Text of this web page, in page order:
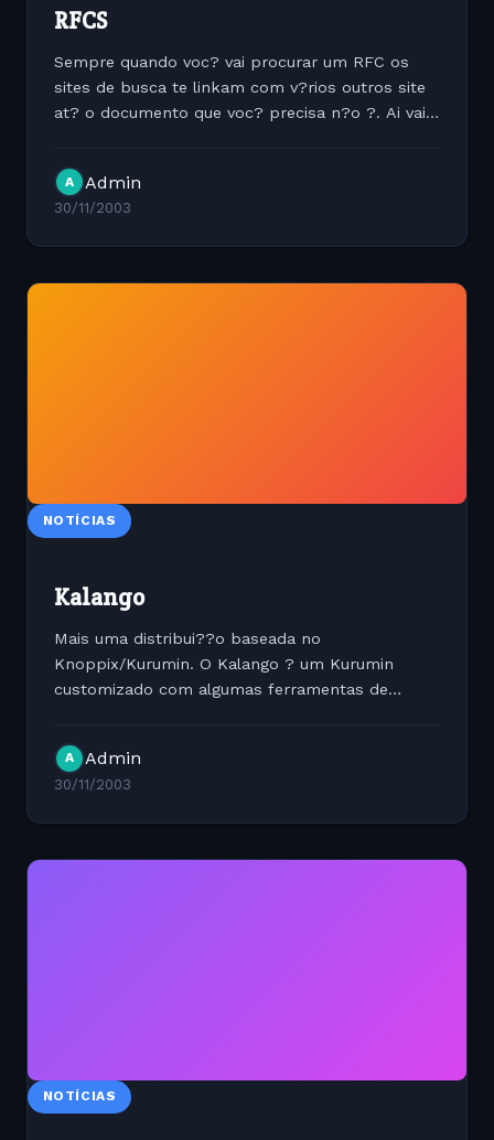
RFCS
Sempre quando voc? vai procurar um RFC os
sites de busca te linkam com v?rios outros site
at? o documento que voc? precisa n?o ?. Ai vai
manter estes...
A Admin
30/11/2003
NOTÍCIAS
Kalango
Mais uma distribui??o baseada no
Knoppix/Kurumin. O Kalango ? um Kurumin
customizado com algumas ferramentas de
A Admin
30/11/2003
NOTÍCIAS